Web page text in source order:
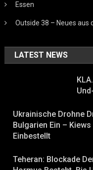
Essen
Outside 38 – Neues aus
LATEST NEWS
Ukrainische Drohne
Bulgarien Ein –
Einbestellt
Teheran: Blockade